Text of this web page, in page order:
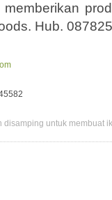
Hub.
disamping untuk membuat